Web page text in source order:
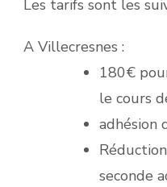
Les tarifs sont les
A Villecresnes :
180€
le cours
adhésion
seconde